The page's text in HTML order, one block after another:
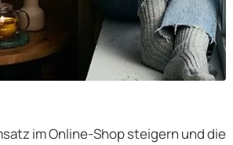
im Online-Shop steigern und die